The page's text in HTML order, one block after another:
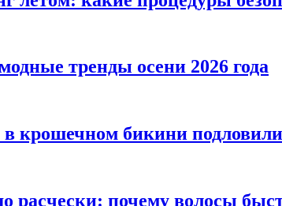
тренды осени 2026 года
крошечном бикини
расчески: почему волосы